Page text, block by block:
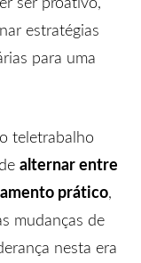
estratégias
para uma
teletrabalho
alternar entre
prático,
mudanças de
nesta era